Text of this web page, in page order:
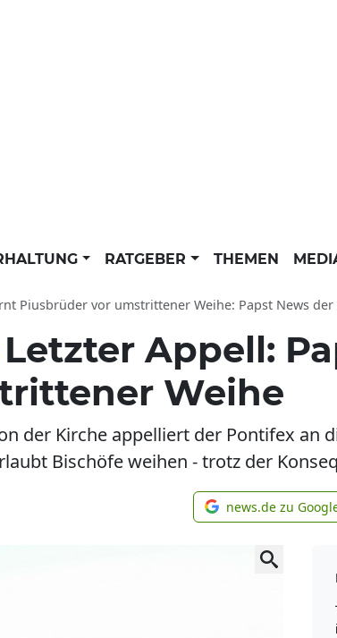
RATGEBER THEMEN
vor umstrittener Weihe: Papst News der dpa
Letzter Appell:
Weihe
der Kirche appelliert der Pontifex an
Bischöfe weihen - trotz der
news.de zu